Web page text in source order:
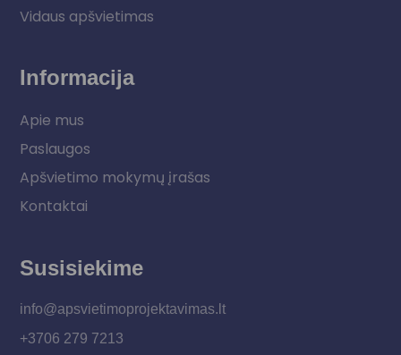
Vidaus apšvietimas
Informacija
Apie mus
Paslaugos
Apšvietimo mokymų įrašas
Kontaktai
Susisiekime
info@apsvietimoprojektavimas.lt
+3706 279 7213